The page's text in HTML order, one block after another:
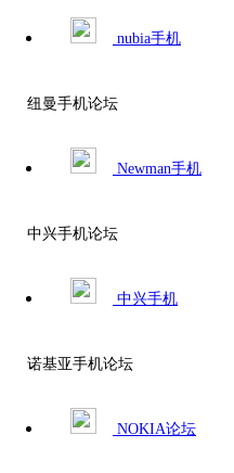
nubia手机
纽曼手机论坛
Newman手机
中兴手机论坛
中兴手机
诺基亚手机论坛
NOKIA论坛